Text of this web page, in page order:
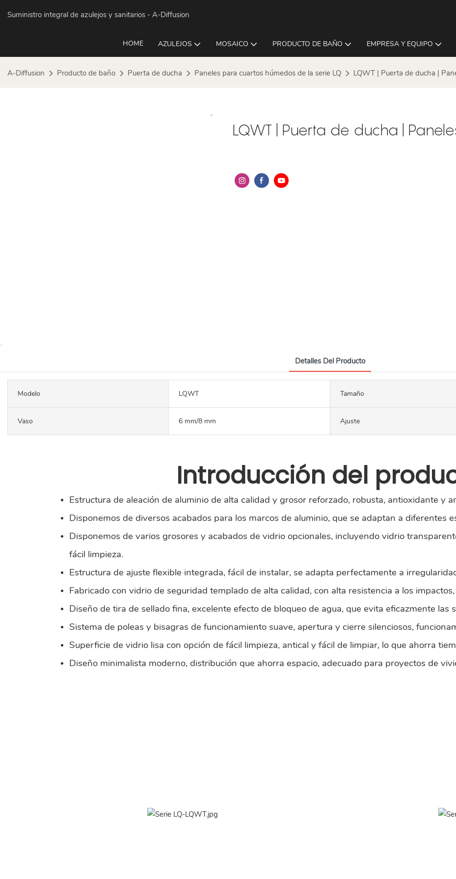
Suministro integral de azulejos y sanitarios - A-Diffusion
HOME AZULEJOS MOSAICO PRODUCTO DE BAÑO EMPRESA Y EQUIPO
A-Diffusion Producto de baño Puerta de ducha Paneles para cuartos húmedos de la serie LQ LQWT | Puerta de ducha |
LQWT | Puerta de ducha |
Detalles Del Producto
Modelo LQWT Tamaño
Vaso 6 mm/8 mm Ajuste
Introducción del
Estructura de aleación de aluminio de alta calidad y grosor reforzado, robusta, antioxidante y
Disponemos de diversos acabados para los marcos de aluminio, que se adaptan a diferentes
Disponemos de varios grosores y acabados de vidrio opcionales, incluyendo vidrio
fácil limpieza.
Estructura de ajuste flexible integrada, fácil de instalar, se adapta perfectamente a
Fabricado con vidrio de seguridad templado de alta calidad, con alta resistencia a los
Diseño de tira de sellado fina, excelente efecto de bloqueo de agua, que evita eficazmente las
Sistema de poleas y bisagras de funcionamiento suave, apertura y cierre silenciosos,
Superficie de vidrio lisa con opción de fácil limpieza, antical y fácil de limpiar, lo que ahorra
Diseño minimalista moderno, distribución que ahorra espacio, adecuado para proyectos de